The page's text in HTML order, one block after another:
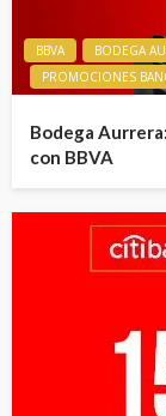
BBVA BODEGA
PROMOCIONES
Bodega
con BBVA